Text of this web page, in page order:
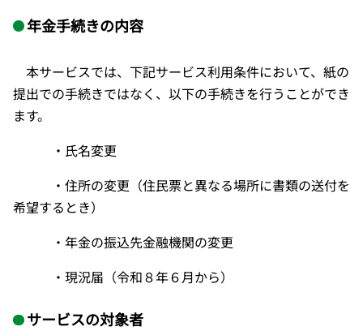
年金手続きの内容
本サービスでは、下記サービス利用条件において、紙の
提出での手続きではなく、以下の手続きを行うことができ
ます。
・氏名変更
・住所の変更（住民票と異なる場所に書類の送付を
希望するとき）
・年金の振込先金融機関の変更
・現況届（令和８年６月から）
サービスの対象者